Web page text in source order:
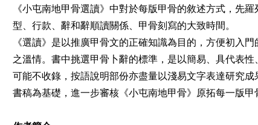
《小屯南地甲骨選讀》中對於每版甲骨的敘述方式，先
型、行款、辭和辭順讀關係、甲骨刻寫的大致時間。
《選讀》是以推廣甲骨文的正確知識為目的，方便初入
之溫情。書中挑選甲骨卜辭的標準，是以簡易、具代表
可能不收錄，按語說明部份亦盡量以淺易文字表達研究
書稿為基礎，進一步審核《小屯南地甲骨》原拓每一版甲